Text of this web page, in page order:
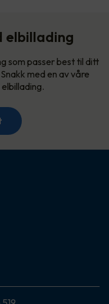
elbillading
som passer best til ditt
med en av våre